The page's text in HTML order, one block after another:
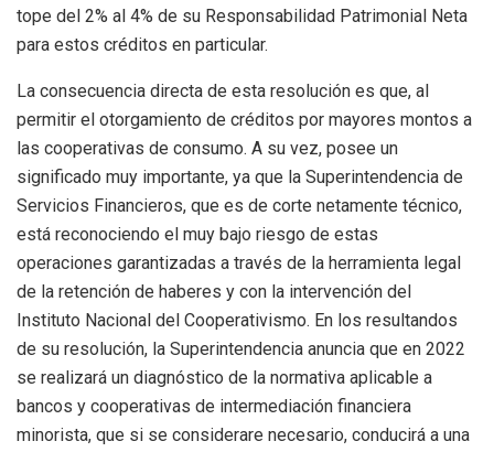
tope del 2% al 4% de su Responsabilidad Patrimonial Neta
para estos créditos en particular.
La consecuencia directa de esta resolución es que, al
permitir el otorgamiento de créditos por mayores montos a
las cooperativas de consumo. A su vez, posee un
significado muy importante, ya que la Superintendencia de
Servicios Financieros, que es de corte netamente técnico,
está reconociendo el muy bajo riesgo de estas
operaciones garantizadas a través de la herramienta legal
de la retención de haberes y con la intervención del
Instituto Nacional del Cooperativismo. En los resultandos
de su resolución, la Superintendencia anuncia que en 2022
se realizará un diagnóstico de la normativa aplicable a
bancos y cooperativas de intermediación financiera
minorista, que si se considerare necesario, conducirá a una